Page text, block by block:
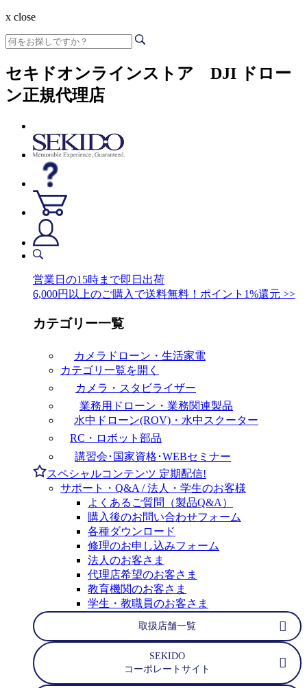
x close
セキドオンラインストア DJI ドロー
ン正規代理店
営業日の15時まで即日出荷
6,000円以上のご購入で送料無料！ポイント1%還元 >>
カテゴリー一覧
カメラドローン・生活家電
カテゴリ一覧を開く
カメラ・スタビライザー
業務用ドローン・業務関連製品
水中ドローン(ROV)・水中スクーター
RC・ロボット部品
講習会･国家資格･WEBセミナー
スペシャルコンテンツ 定期配信!
サポート・Q&A / 法人・学生のお客様
よくあるご質問（製品Q&A）
購入後のお問い合わせフォーム
各種ダウンロード
修理のお申し込みフォーム
法人のお客さま
代理店希望のお客さま
教育機関のお客さま
学生・教職員のお客さま
取扱店舗一覧
SEKIDO
コーポレートサイト